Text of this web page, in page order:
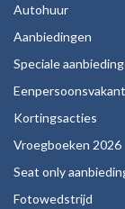
Autohuur
Aanbiedingen
Speciale
Kortingsacties
Vroegboeken 2026
Seat only
Fotowedstrijd